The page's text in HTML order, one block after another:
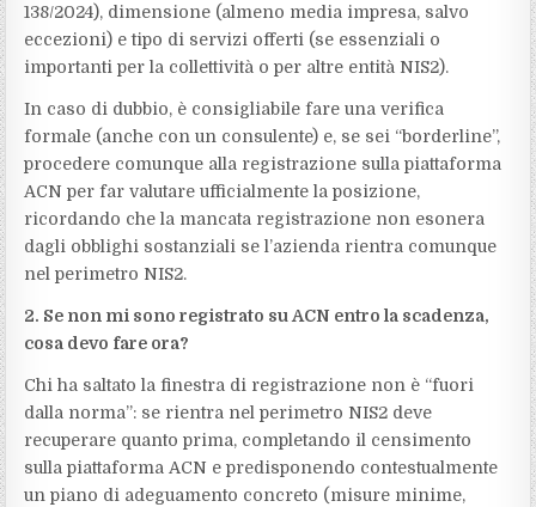
138/2024), dimensione (almeno media impresa, salvo
eccezioni) e tipo di servizi offerti (se essenziali o
importanti per la collettività o per altre entità NIS2).
In caso di dubbio, è consigliabile fare una verifica
formale (anche con un consulente) e, se sei “borderline”,
procedere comunque alla registrazione sulla piattaforma
ACN per far valutare ufficialmente la posizione,
ricordando che la mancata registrazione non esonera
dagli obblighi sostanziali se l’azienda rientra comunque
nel perimetro NIS2.
2. Se non mi sono registrato su ACN entro la scadenza,
cosa devo fare ora?
Chi ha saltato la finestra di registrazione non è “fuori
dalla norma”: se rientra nel perimetro NIS2 deve
recuperare quanto prima, completando il censimento
sulla piattaforma ACN e predisponendo contestualmente
un piano di adeguamento concreto (misure minime,